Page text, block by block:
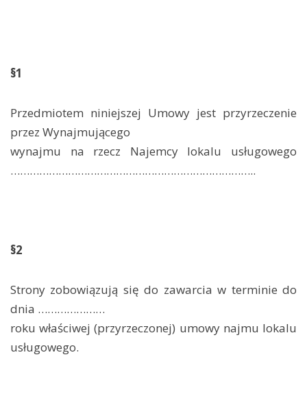
§1
Przedmiotem niniejszej Umowy jest przyrzeczenie
przez Wynajmującego
wynajmu na rzecz Najemcy lokalu usługowego
…………………………………………………………………..
§2
Strony zobowiązują się do zawarcia w terminie do
dnia …………………
roku właściwej (przyrzeczonej) umowy najmu lokalu
usługowego.